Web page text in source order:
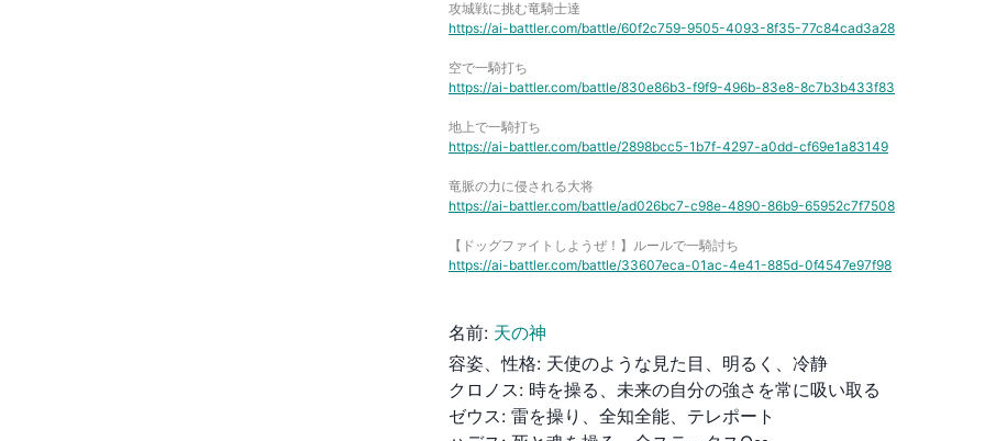
攻城戦に挑む竜騎士達
https://ai-battler.com/battle/60f2c759-9505-4093-8f35-77c84cad3a28
空で一騎打ち
https://ai-battler.com/battle/830e86b3-f9f9-496b-83e8-8c7b3b433f83
地上で一騎打ち
https://ai-battler.com/battle/2898bcc5-1b7f-4297-a0dd-cf69e1a83149
竜脈の力に侵される大将
https://ai-battler.com/battle/ad026bc7-c98e-4890-86b9-65952c7f7508
【ドッグファイトしようぜ！】ルールで一騎討ち
https://ai-battler.com/battle/33607eca-01ac-4e41-885d-0f4547e97f98
名前: 天の神
容姿、性格: 天使のような見た目、明るく、冷静
クロノス: 時を操る、未来の自分の強さを常に吸い取る
ゼウス: 雷を操り、全知全能、テレポート